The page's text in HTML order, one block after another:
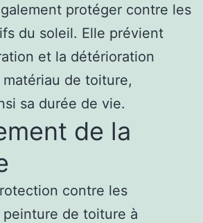
protéger contre les
du soleil. Elle prévient
et la détérioration
de toiture,
sa durée de vie.
de la
contre les
de toiture à